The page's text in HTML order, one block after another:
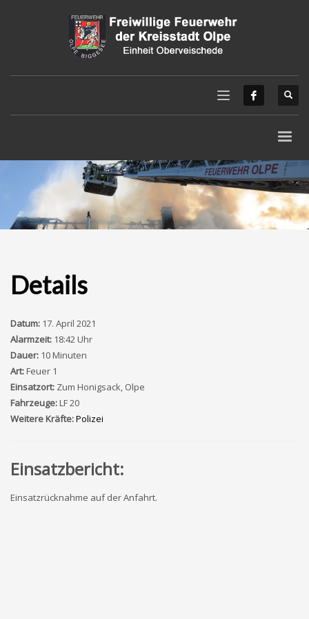
Details
Datum: 17. April 2021
Alarmzeit: 18:42 Uhr
Dauer: 10 Minuten
Art:Feuer 1
Einsatzort: Zum Honigsack, Olpe
Fahrzeuge:LF 20
Weitere Kräfte:Polizei
Einsatzbericht:
Einsatzrücknahme auf der Anfahrt.